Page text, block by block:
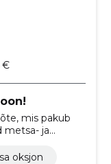
€
mis pakub
metsa- ja
maa
oksjon